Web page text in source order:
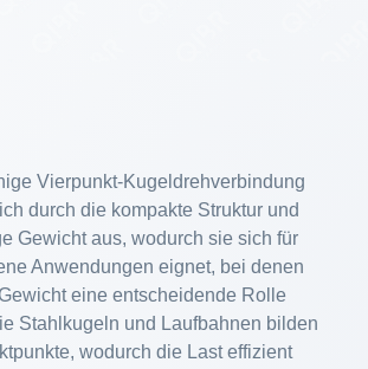
Vierpunkt-Kugeldrehverbindung
durch die kompakte Struktur und
Gewicht aus, wodurch sie sich für
Anwendungen eignet, bei denen
eine entscheidende Rolle
Stahlkugeln und Laufbahnen bilden
wodurch die Last effizient